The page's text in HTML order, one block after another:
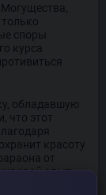
споры
курса
обладавшую
что этот
красоту
от
опыт,